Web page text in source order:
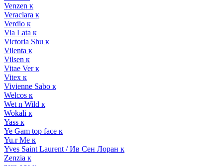
Venzen к
Veraclara к
Verdio к
Via Lata к
Victoria Shu к
Vilenta к
Vilsen к
Vitae Ver к
Vitex к
Vivienne Sabo к
Welcos к
Wet n Wild к
Wokali к
Yass к
Ye Gam top face к
Yu.r Me к
Yves Saint Laurent / Ив Сен Лоран к
Zenzia к